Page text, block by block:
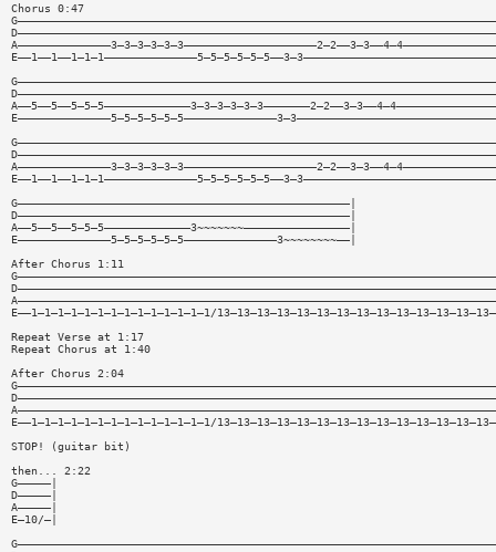
Chorus 0:47
G——————————————————————————————————————————————————|
D——————————————————————————————————————————————————|
A——5——5——5—5—5—————————————3~~~~~~~————————————————|
E——————————————5—5—5—5—5—5——————————————3~~~~~~~~——|
After Chorus 1:11
E——1—1—1—1—1—1—1—1—1—1—1—1—1—1/
Repeat Verse at 1:17
Repeat Chorus at 1:40
After Chorus 2:04
E——1—1—1—1—1—1—1—1—1—1—1—1—1—1/
STOP! (guitar bit)
then... 2:22
G—————|
D—————|
A—————|
E—10/—|